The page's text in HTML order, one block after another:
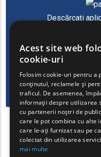
Descărcați
Acest site web
cookie-uri
Folosim cookie-uri pentru a
conținutul, reclamele și
traficul. De asemenea,
informații despre utilizarea
cu partenerii noștri de
care le pot combina cu alte
care le-ați furnizat sau pe
colectat din utilizarea
mai multe